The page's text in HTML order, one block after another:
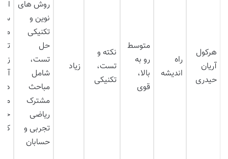
هرکول
آریان
حیدری
راه
اندیشه
متوسط
رو به
بالا،
قوی
نکته و
تست،
تکنیکی
زیاد
روش های
نوین و
تکنیکی
حل
تست،
شامل
مباحث
مشترک
ریاضی
تجربی و
حسابان